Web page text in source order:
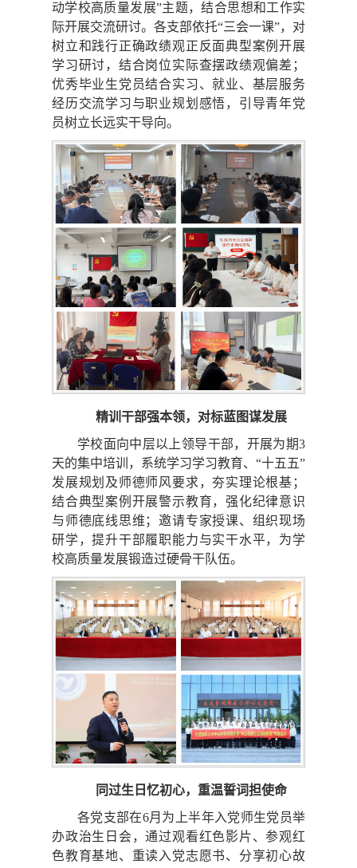
动学校高质量发展”主题，结合思想和工作实
际开展交流研讨。各支部依托“三会一课”，对
树立和践行正确政绩观正反面典型案例开展
学习研讨，结合岗位实际查摆政绩观偏差；
优秀毕业生党员结合实习、就业、基层服务
经历交流学习与职业规划感悟，引导青年党
员树立长远实干导向。
精训干部强本领，对标蓝图谋发展
学校面向中层以上领导干部，开展为期3
天的集中培训，系统学习学习教育、“十五五”
发展规划及师德师风要求，夯实理论根基；
结合典型案例开展警示教育，强化纪律意识
与师德底线思维；邀请专家授课、组织现场
研学，提升干部履职能力与实干水平，为学
校高质量发展锻造过硬骨干队伍。
同过生日忆初心，重温誓词担使命
各党支部在6月为上半年入党师生党员举
办政治生日会，通过观看红色影片、参观红
色教育基地、重读入党志愿书、分享初心故